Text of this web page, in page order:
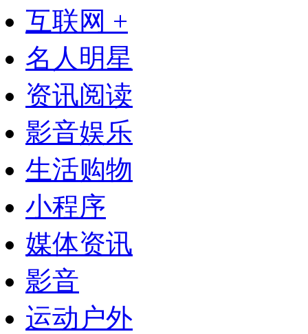
互联网 +
名人明星
资讯阅读
影音娱乐
生活购物
小程序
媒体资讯
影音
运动户外